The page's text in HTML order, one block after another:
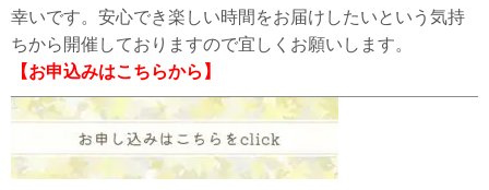
幸いです。安心でき楽しい時間をお届けしたいという気持
ちから開催しておりますので宜しくお願いします。
【お申込みはこちらから】